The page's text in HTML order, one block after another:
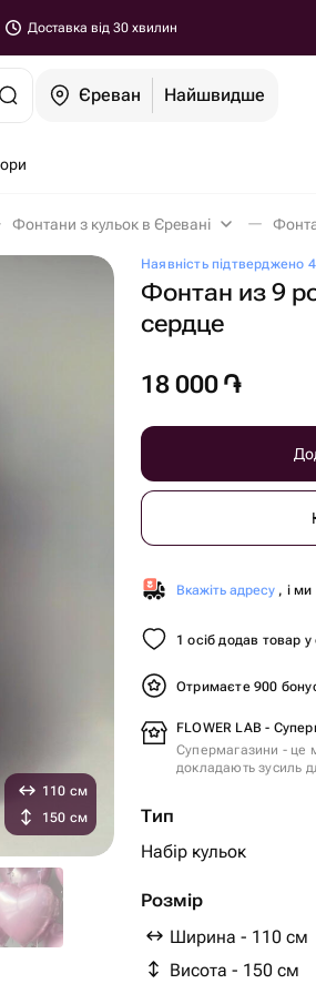
Доставка від 30 хвилин
Єреван Найшвидше
Фонтани з кульок в Єревані
Наявність підтверджено
Фонтан из 9
сердце
18 000 ֏
Вкажіть адресу , і ми
1 осіб додав товар у
Отримаєте 900
FLOWER LAB -
Супермагазини - це
докладають зусиль
Тип
Набір кульок
Розмір
Ширина - 110 см
Висота - 150 см
110 см
150 см